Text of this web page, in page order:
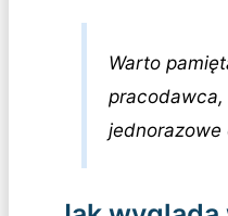
Warto
pracodawca,
jednorazowe